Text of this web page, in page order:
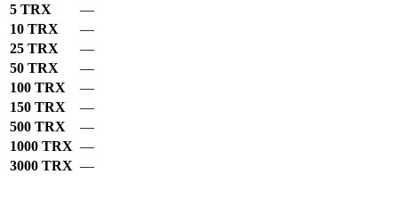
5 TRX
—
10 TRX
—
25 TRX
—
50 TRX
—
100 TRX
—
150 TRX
—
500 TRX
—
1000 TRX —
3000 TRX —